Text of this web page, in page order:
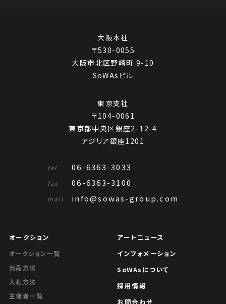
大阪本社
〒530-0055
大阪市北区野崎町 9-10
SoWAsビル
東京支社
〒104-0061
東京都中央区銀座2-12-4
アジリア銀座1201
tel 06-6363-3033
fax 06-6363-3100
mail info@sowas-group.com
オークション
オークション一覧
出品方法
入札方法
主催者一覧
アートニュース
インフォメーション
SoWAsについて
採用情報
お問合わせ